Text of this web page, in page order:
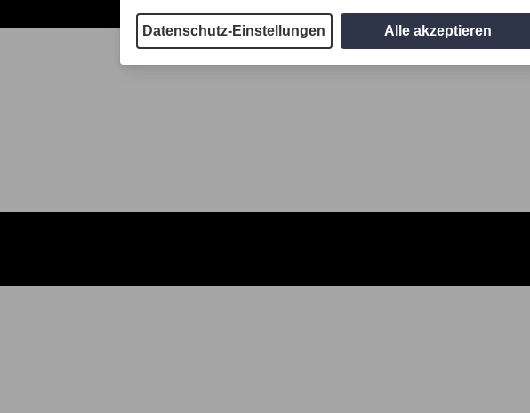
Datenschutz-Einstellungen Alle akzeptieren